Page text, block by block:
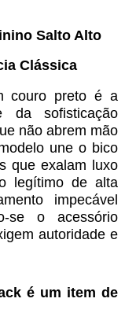
Salto Alto
Clássica
couro preto é a
da sofisticação
não abrem mão
une o bico
que exalam luxo
legítimo de alta
impecável
se o acessório
autoridade e
é um item de